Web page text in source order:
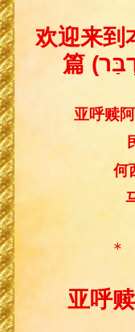
欢迎来到
亚呼赎
何
＊
亚呼